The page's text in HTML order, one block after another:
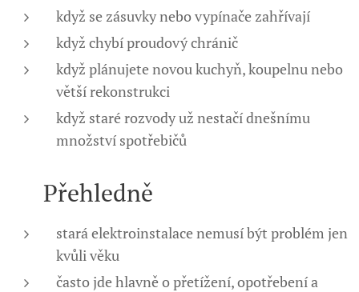
když se zásuvky nebo vypínače zahřívají
když chybí proudový chránič
když plánujete novou kuchyň, koupelnu nebo
větší rekonstrukci
když staré rozvody už nestačí dnešnímu
množství spotřebičů
💡 Přehledně
stará elektroinstalace nemusí být problém jen
kvůli věku
často jde hlavně o přetížení, opotřebení a